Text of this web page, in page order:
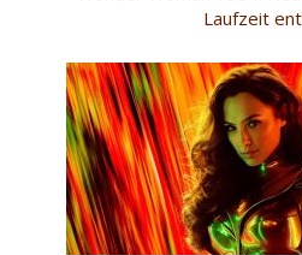
Laufzeit